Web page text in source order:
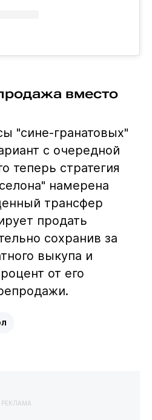
вместо
"сине-гранатовых"
с очередной
теперь стратегия
намерена
трансфер
продать
сохранив за
выкупа и
от его
РЕКЛАМА